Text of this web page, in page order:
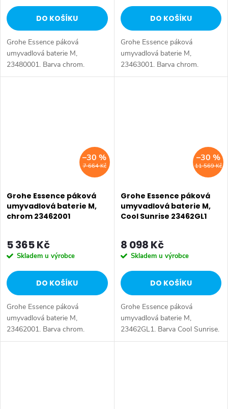
DO KOŠÍKU
Grohe Essence páková
umyvadlová baterie M,
23480001. Barva chrom.
DO KOŠÍKU
Grohe Essence páková
umyvadlová baterie M,
23463001. Barva chrom.
7 664 Kč
–30 %
Grohe Essence páková
umyvadlová baterie M,
chrom 23462001
5 365 Kč
Skladem u výrobce
DO KOŠÍKU
Grohe Essence páková
umyvadlová baterie M,
23462001. Barva chrom.
11 569 Kč
–30 %
Grohe Essence páková
umyvadlová baterie M,
Cool Sunrise 23462GL1
8 098 Kč
Skladem u výrobce
DO KOŠÍKU
Grohe Essence páková
umyvadlová baterie M,
23462GL1. Barva Cool Sunrise.